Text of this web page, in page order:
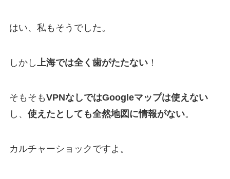
はい、私もそうでした。
しかし上海では全く歯がたたない！
そもそもVPNなしではGoogleマップは使えない
し、 使えたとしても全然地図に情報がない。
カルチャーショックですよ。